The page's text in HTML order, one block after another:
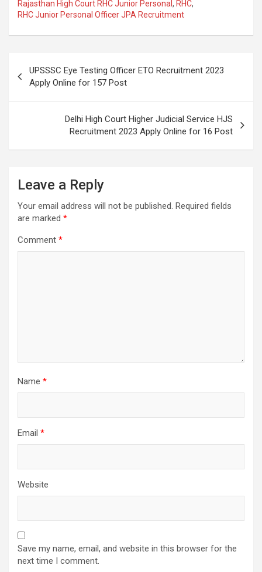
Rajasthan High Court RHC Junior Personal , RHC,
RHC Junior Personal Officer JPA Recruitment
UPSSSC Eye Testing Officer ETO Recruitment 2023
Apply Online for 157 Post
Delhi High Court Higher Judicial Service HJS
Recruitment 2023 Apply Online for 16 Post
Leave a Reply
Your email address will not be published. Required fields
are marked *
Comment *
Name *
Email *
Website
Save my name, email, and website in this browser for the
next time I comment.